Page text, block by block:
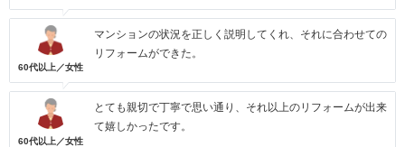
60代以上／女性
マンションの状況を正しく説明してくれ、それに合わせての
リフォームができた。
60代以上／女性
とても親切で丁寧で思い通り、それ以上のリフォームが出来
て嬉しかったです。